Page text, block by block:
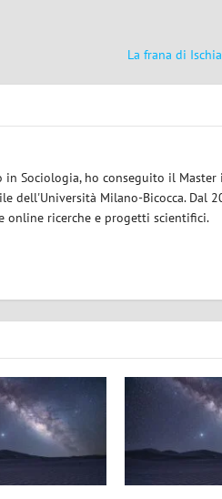
La frana di
in Sociologia, ho conseguito il Master
dell'Università Milano-Bicocca. Dal
online ricerche e progetti scientifici.